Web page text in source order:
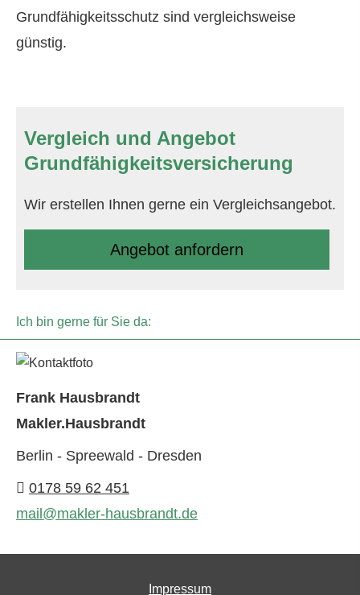
Grundfähigkeitsschutz sind vergleichsweise
günstig.
Vergleich und Angebot
Grundfähigkeitsversicherung
Wir erstellen Ihnen gerne ein Vergleichsangebot.
An­ge­bot an­for­dern
Ich bin gerne für Sie da:
Frank Hausbrandt
Makler.Hausbrandt
Berlin - Spreewald - Dresden
0178 59 62 451
mail@makler-hausbrandt.de
Impressum